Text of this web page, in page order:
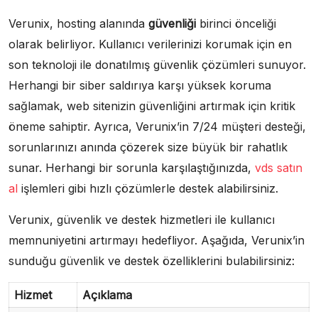
Verunix, hosting alanında güvenliği birinci önceliği
olarak belirliyor. Kullanıcı verilerinizi korumak için en
son teknoloji ile donatılmış güvenlik çözümleri sunuyor.
Herhangi bir siber saldırıya karşı yüksek koruma
sağlamak, web sitenizin güvenliğini artırmak için kritik
öneme sahiptir. Ayrıca, Verunix’in 7/24 müşteri desteği,
sorunlarınızı anında çözerek size büyük bir rahatlık
sunar. Herhangi bir sorunla karşılaştığınızda, vds satın
al işlemleri gibi hızlı çözümlerle destek alabilirsiniz.
Verunix, güvenlik ve destek hizmetleri ile kullanıcı
memnuniyetini artırmayı hedefliyor. Aşağıda, Verunix’in
sunduğu güvenlik ve destek özelliklerini bulabilirsiniz:
Hizmet
Açıklama